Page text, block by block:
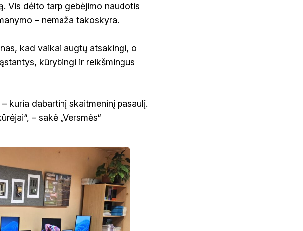
Vis dėlto tarp gebėjimo naudotis
– nemaža takoskyra.
kad vaikai augtų atsakingi, o
kūrybingi ir reikšmingus
kuria dabartinį skaitmeninį pasaulį.
– sakė „Versmės“